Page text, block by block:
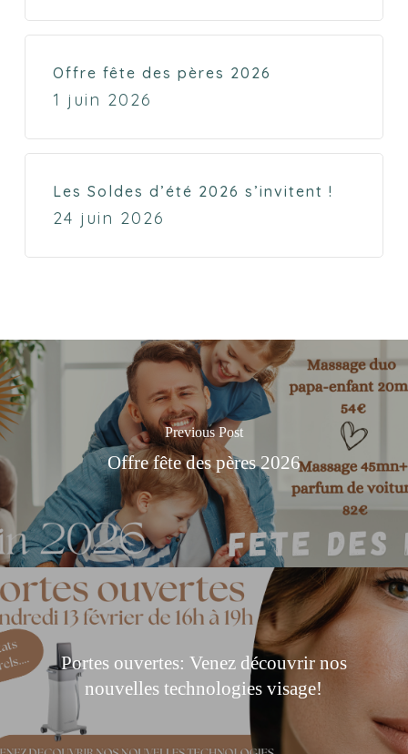
Offre fête des pères 2026
1 juin 2026
Les Soldes d’été 2026 s’invitent !
24 juin 2026
Previous Post
Offre fête des pères 2026
Portes ouvertes: Venez découvrir nos
nouvelles technologies visage!